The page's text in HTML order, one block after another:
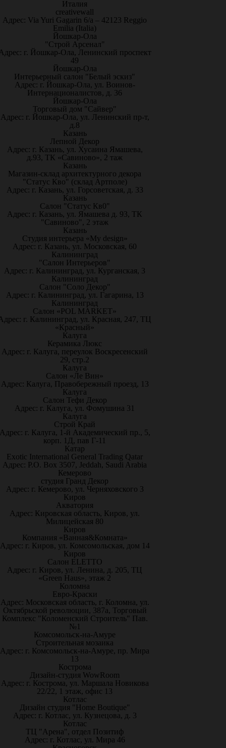
Италия
creativewall
Адрес: Via Yuri Gagarin 6/a – 42123 Reggio
Emilia (Italia)
Йошкар-Ола
"Строй Арсенал"
г. Йошкар-Ола, Ленинский проспект
49
Йошкар-Ола
Интерьерный салон "Белый эскиз"
Адрес: г. Йошкар-Ола, ул. Воинов-
Интернационалистов, д. 36
Йошкар-Ола
Торговый дом "Сайвер"
Адрес: г. Йошкар-Ола, ул. Ленинский пр-т,
д.8
Казань
Лепной Декор
Адрес: г. Казань, ул. Хусаина Ямашева,
д.93, ТК «Савиново», 2 таж
Казань
Магазин-склад архитектурного декора
"Статус Кво" (склад Артполе)
Адрес: г. Казань, ул. Горсоветская, д. 33
Казань
Салон "Статус Кв0"
Адрес: г. Казань, ул. Ямашева д. 93, ТК
"Савиново", 2 этаж
Казань
Студия интерьера «My design»
Адрес: г. Казань, ул. Московская, 60
Калининград
"Салон Интерьеров"
Адрес: г. Калининград, ул. Курганская, 3
Калининград
Салон "Соло Декор"
Адрес: г. Калининград, ул. Гагарина, 13
Калининград
Салон «POL MARKET»
г. Калининград, ул. Красная, 247, ТЦ
«Красный»
Калуга
Керамика Люкс
Адрес: г. Калуга, переулок Воскресенский
29, стр.2
Калуга
Салон «Ле Вин»
Адрес: Калуга, Правобережный проезд, 13
Калуга
Салон Тефи Декор
Адрес: г. Калуга, ул. Фомушина 31
Калуга
Строй Край
г. Калуга, 1-й Академический пр., 5,
корп. 1Д, пав Г-11
Катар
Exotic International General Trading Qatar
Адрес: P.O. Box 3507, Jeddah, Saudi Arabia
Кемерово
студия Гранд Декор
Адрес: г. Кемерово, ул. Черняховского 3
Киров
Акватория
Адрес: Кировская область, Киров, ул.
Милицейская 80
Киров
Компания «Ванная&Комната»
Адрес: г. Киров, ул. Комсомольская, дом 14
Киров
Салон ELETTO
Адрес: г. Киров, ул. Ленина, д. 205, ТЦ
«Green Haus», этаж 2
Коломна
Евро-Краски
Адрес: Московская область, г. Коломна, ул.
Октябрьской революции, 387а, Торговый
Комплекс "Коломенский Строитель" Пав.
№1
Комсомольск-на-Амуре
Строительная мозаика
Адрес: г. Комсомольск-на-Амуре, пр. Мира
13
Кострома
Дизайн-студия WowRoom
Адрес: г. Кострома, ул. Маршала Новикова
22/22, 1 этаж, офис 13
Котлас
Дизайн студия "Home Boutique"
Адрес: г. Котлас, ул. Кузнецова, д. 3
Котлас
ТЦ "Арена", отдел Позитиф
Адрес: г. Котлас, ул. Мира 46